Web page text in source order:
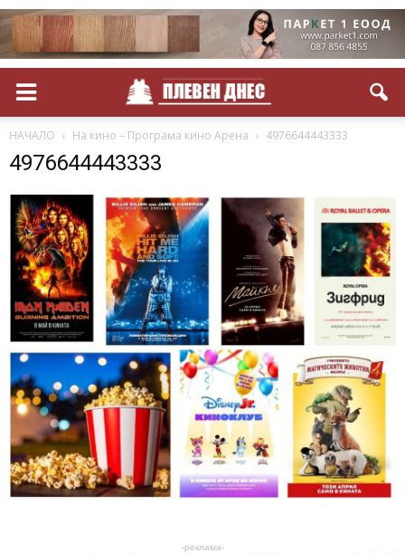
НАЧАЛО На кино – Програма кино Арена 4976644443333
4976644443333
-реклама-